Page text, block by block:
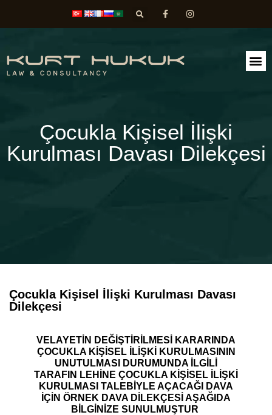
Çocukla Kişisel İlişki
Kurulması Davası Dilekçesi
Çocukla Kişisel İlişki Kurulması Davası
Dilekçesi
VELAYETİN DEĞİŞTİRİLMESİ KARARINDA
ÇOCUKLA KİŞİSEL İLİŞKİ KURULMASININ
UNUTULMASI DURUMUNDA İLGİLİ
TARAFIN LEHİNE ÇOCUKLA KİŞİSEL İLİŞKİ
KURULMASI TALEBİYLE AÇACAĞI DAVA
İÇİN ÖRNEK DAVA DİLEKÇESİ AŞAĞIDA
BİLGİNİZE SUNULMUŞTUR